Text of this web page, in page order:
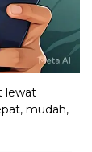
lewat
mudah,